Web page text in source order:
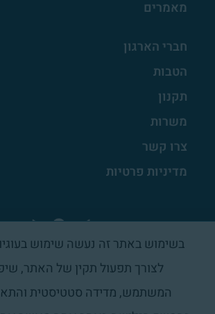
מאמרים
חברי הארגון
הטבות
תקנון
משרות
צרו קשר
מדיניות פרטיות
לצורך תפעול תקין של האתר,
המשתמש, מדידה סטטיסטית